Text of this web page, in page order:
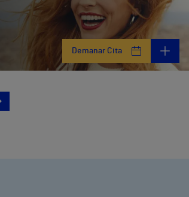
Demanar Cita